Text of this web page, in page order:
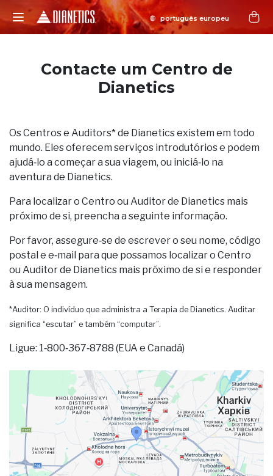
Contacte um Centro de
Dianetics
Os Centros e Auditors* de Dianetics existem em todo
mundo. Eles oferecem serviços introdutórios e podem
ajudá‑lo a começar a sua viagem, ou iniciá‑lo na
aventura de Dianetics.
Para localizar o Centro ou Auditor de Dianetics mais
próximo de si, preencha a seguinte informação.
Por favor, assegure‑se de escrever o seu nome, código
postal e e‑mail para que possamos localizar o Centro
ou Auditor de Dianetics mais próximo de si e responder
à sua mensagem.
*Auditor: O indivíduo que administra a Terapia de Dianetics. Auditar
significa “escutar” e também “computar”.
Ligue: 1‑800‑367‑8788 (EUA e Canadá)